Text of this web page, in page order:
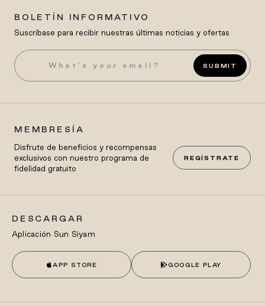
BOLETÍN INFORMATIVO
Suscríbase para recibir nuestras últimas noticias y ofertas
SUBMIT
MEMBRESÍA
Disfrute de beneficios y recompensas
exclusivos con nuestro programa de
fidelidad gratuito
REGÍSTRATE
DESCARGAR
Aplicación Sun Siyam
APP STORE GOOGLE PLAY